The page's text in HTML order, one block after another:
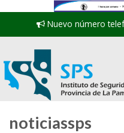
Nuevo número
noticiassps